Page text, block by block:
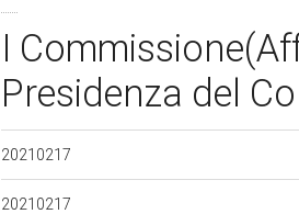
I
Presidenza del
20210217
20210217